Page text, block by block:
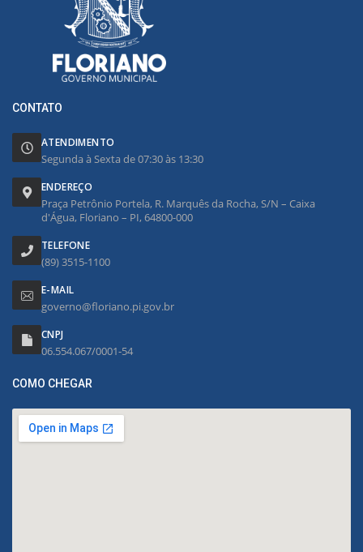
CONTATO
ATENDIMENTO
Segunda à Sexta de 07:30 às 13:30
ENDEREÇO
Praça Petrônio Portela, R. Marquês da Rocha, S/N – Caixa
d'Água, Floriano – PI, 64800-000
TELEFONE
(89) 3515-1100
E-MAIL
governo@floriano.pi.gov.br
CNPJ
06.554.067/0001-54
COMO CHEGAR